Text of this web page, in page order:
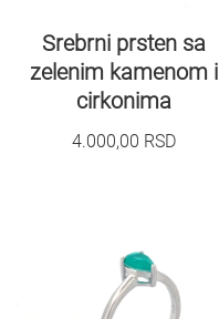
Srebrni prsten sa
zelenim kamenom i
cirkonima
4.000,00 RSD